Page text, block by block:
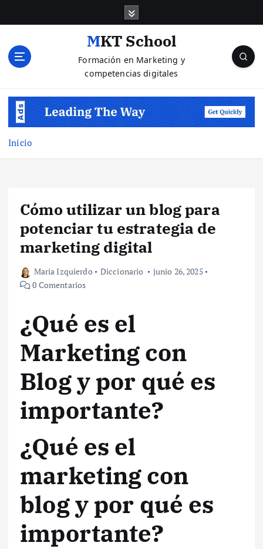
MKT School
Formación en Marketing y
competencias digitales
Inicio
Cómo utilizar un blog para
potenciar tu estrategia de
marketing digital
Maria Izquierdo Diccionario
junio 26, 2025
0 Comentarios
¿Qué es el
Marketing con
Blog y por qué es
importante?
¿Qué es el
marketing con
blog y por qué es
importante?